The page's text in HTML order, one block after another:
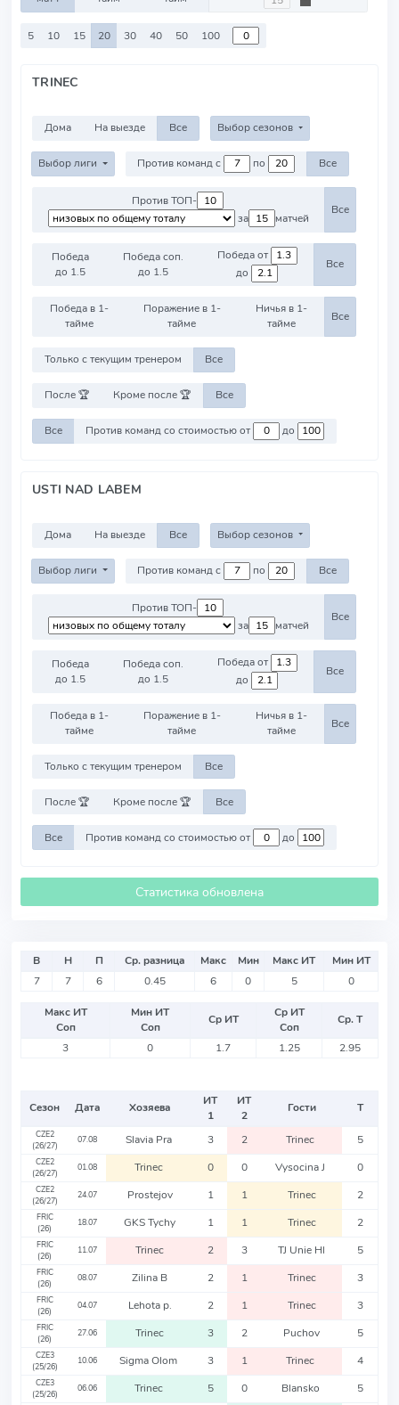
5 10 15 20 30 40 50 100
TRINEC
Дома На выезде Все Выбор сезонов
Выбор лиги Против команд с по Все
Против ТОП-
за
матчей
Все
Победа
до 1.5
Победа соп.
до 1.5
Победа от
до
Все
Победа в 1-
тайме
Поражение в 1-
тайме
Ничья в 1-
тайме
Все
Только с текущим тренером Все
После 🏆 Кроме после 🏆 Все
Все Против команд со стоимостью от до
USTI NAD LABEM
Дома На выезде Все Выбор сезонов
Выбор лиги Против команд с по Все
Против ТОП-
за
матчей
Все
Победа
до 1.5
Победа соп.
до 1.5
Победа от
до
Все
Победа в 1-
тайме
Поражение в 1-
тайме
Ничья в 1-
тайме
Все
Только с текущим тренером Все
После 🏆 Кроме после 🏆 Все
Все Против команд со стоимостью от до
Статистика обновлена
В Н П Ср. разница Макс Мин Макс ИТ
Мин ИТ
7
7 6 0.45 6 0 5 0
Макс ИТ
Соп
Мин ИТ
Соп
Ср ИТ
Ср ИТ
Соп
Ср. Т
3
0 1.7 1.25 2.95
Сезон Дата Хозяева
ИТ
1
ИТ
2
Гости Т
CZE2
(26/27)
07.08 Slavia Pra 3 2 Trinec 5
CZE2
(26/27)
01.08 Trinec 0 0 Vysocina J 0
CZE2
(26/27)
24.07 Prostejov 1 1 Trinec 2
FRIC
(26)
18.07 GKS Tychy 1 1 Trinec 2
FRIC
(26)
11.07 Trinec 2 3 TJ Unie Hl 5
FRIC
(26)
08.07 Zilina B 2 1 Trinec 3
FRIC
(26)
04.07 Lehota p. 2 1 Trinec 3
FRIC
(26)
27.06 Trinec 3 2 Puchov 5
CZE3
(25/26)
10.06 Sigma Olom 3 1 Trinec 4
CZE3
(25/26)
06.06 Trinec 5 0 Blansko 5